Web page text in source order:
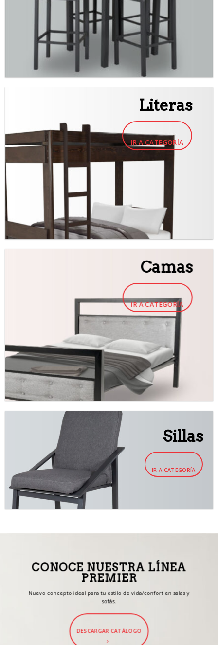
Literas
IR A CATEGORÍA
Camas
IR A CATEGORÍA
Sillas
IR A CATEGORÍA
CONOCE NUESTRA LÍNEA
PREMIER
Nuevo concepto ideal para tu estilo de vida/confort en salas y
sofás.
DESCARGAR CATÁLOGO